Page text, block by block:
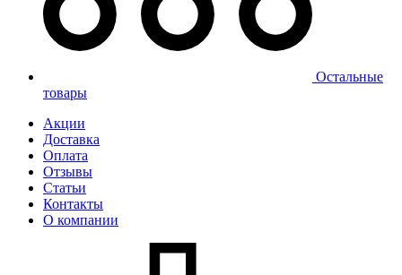
Остальные
товары
Акции
Доставка
Оплата
Отзывы
Статьи
Контакты
О компании